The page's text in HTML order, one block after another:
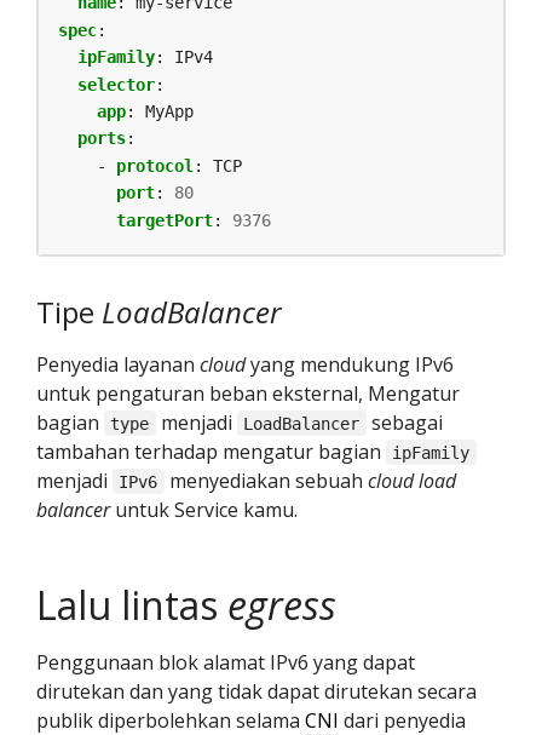
spec:
ipFamily:
IPv4
selector:
app:
MyApp
ports:
- protocol :
TCP
port:
80
targetPort: 9376
Tipe LoadBalancer
Penyedia layanan cloudyang mendukung IPv6
untuk pengaturan beban eksternal, Mengatur
bagian
type menjadi LoadBalancer
sebagai
tambahan terhadap mengatur bagian
ipFamily
menjadi IPv6 menyediakan sebuah cloud load
balanceruntuk Service kamu.
Lalu lintas egress
Penggunaan blok alamat IPv6 yang dapat
dirutekan dan yang tidak dapat dirutekan secara
publik diperbolehkan selama CNI dari penyedia